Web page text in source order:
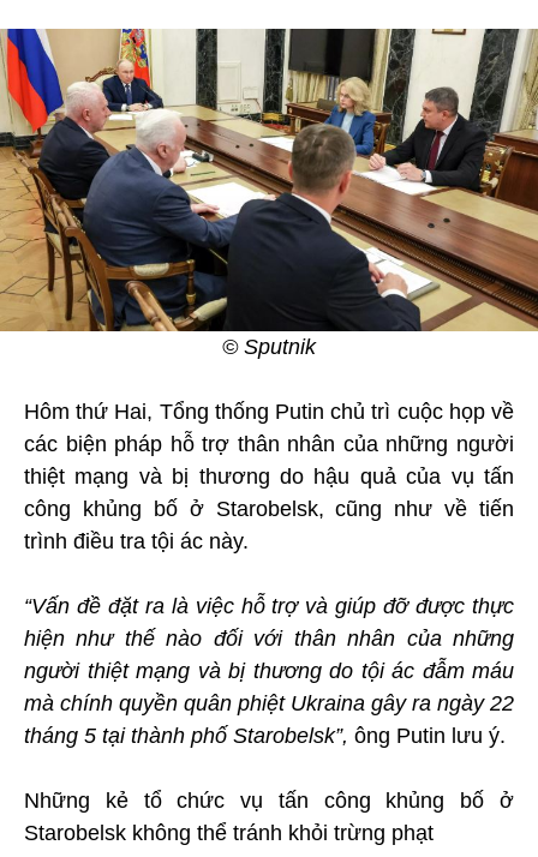
© Sputnik
Hôm thứ Hai, Tổng thống Putin chủ trì cuộc họp về
các biện pháp hỗ trợ thân nhân của những người
thiệt mạng và bị thương do hậu quả của vụ tấn
công khủng bố ở Starobelsk, cũng như về tiến
trình điều tra tội ác này.
“Vấn đề đặt ra là việc hỗ trợ và giúp đỡ được thực
hiện như thế nào đối với thân nhân của những
người thiệt mạng và bị thương do tội ác đẫm máu
mà chính quyền quân phiệt Ukraina gây ra ngày 22
tháng 5 tại thành phố Starobelsk”, ông Putin lưu ý.
Những kẻ tổ chức vụ tấn công khủng bố ở
Starobelsk không thể tránh khỏi trừng phạt